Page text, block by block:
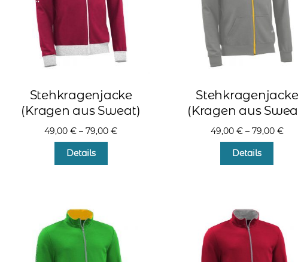
der
Produktseite
gewählt
werden
der
Stehkragenjacke
(Kragen aus Sweat)
49,00€ –79,00€
Details
Die
Optionen
können
Stehkragenjacke
(Kragen aus
49,00 €– 79,00 €
Details
Die